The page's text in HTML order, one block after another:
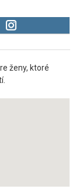
ženy, ktoré